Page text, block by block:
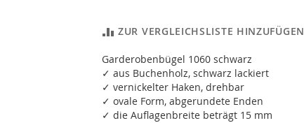
ZUR VERGLEICHSLISTE HINZUFÜGEN
Garderobenbügel 1060 schwarz
✓ aus Buchenholz, schwarz lackiert
✓ vernickelter Haken, drehbar
✓ ovale Form, abgerundete Enden
✓ die Auflagenbreite beträgt 15 mm